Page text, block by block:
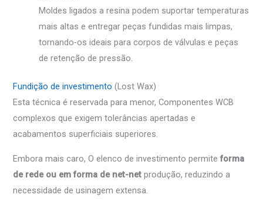
Moldes ligados a resina podem suportar temperaturas
mais altas e entregar peças fundidas mais limpas,
tornando-os ideais para corpos de válvulas e peças
de retenção de pressão.
Fundição de investimento (Lost Wax)
Esta técnica é reservada para menor, Componentes WCB
complexos que exigem tolerâncias apertadas e
acabamentos superficiais superiores.
Embora mais caro, O elenco de investimento permiteforma
de rede ou em forma de net-net produção, reduzindo a
necessidade de usinagem extensa.